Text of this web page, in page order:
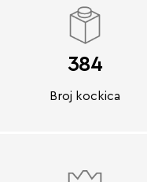
384
Broj kockica